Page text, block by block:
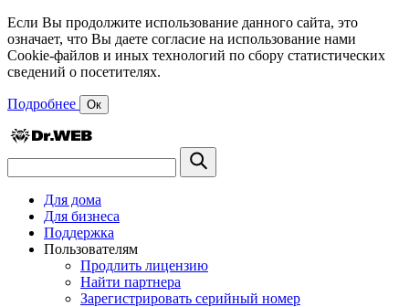
Если Вы продолжите использование данного сайта, это
означает, что Вы даете согласие на использование нами
Cookie-файлов и иных технологий по сбору статистических
сведений о посетителях.
Подробнее Ок
Для дома
Для бизнеса
Поддержка
Пользователям
Продлить лицензию
Найти партнера
Зарегистрировать серийный номер